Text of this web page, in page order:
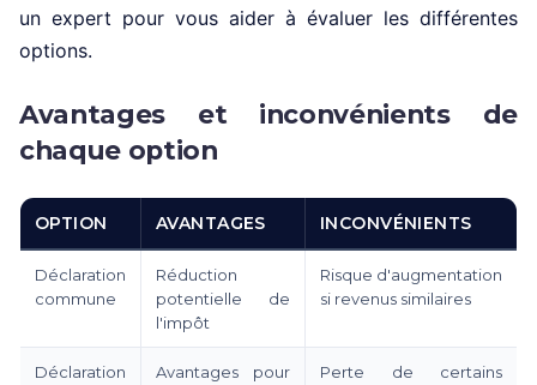
un expert pour vous aider à évaluer les différentes
options.
Avantages et inconvénients de
chaque option
OPTION AVANTAGES INCONVÉNIENTS
Déclaration
commune
Réduction
potentielle de
l'impôt
Risque d'augmentation
si revenus similaires
Déclaration
Avantages pour
Perte de certains